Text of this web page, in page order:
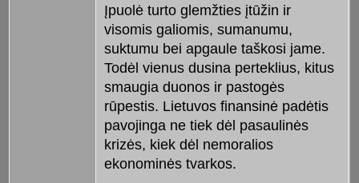
Įpuolė turto glemžties įtūžin ir
visomis galiomis, sumanumu,
suktumu bei apgaule taškosi jame.
Todėl vienus dusina perteklius, kitus
smaugia duonos ir pastogės
rūpestis. Lietuvos finansinė padėtis
pavojinga ne tiek dėl pasaulinės
krizės, kiek dėl nemoralios
ekonominės tvarkos.